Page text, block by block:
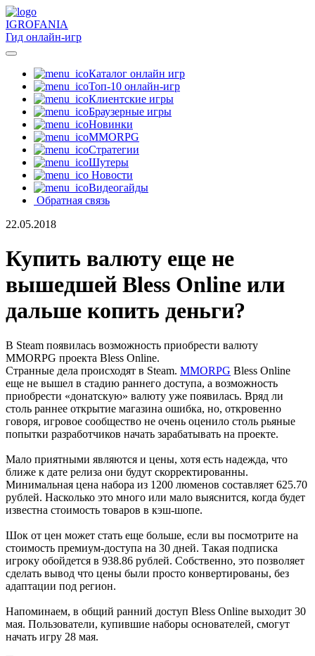
IGROFANIA
Гид онлайн-игр
Каталог онлайн игр
Топ-10 онлайн-игр
Клиентские игры
Браузерные игры
Новинки
MMORPG
Стратегии
Шутеры
Новости
Видеогайды
Обратная связь
22.05.2018
Купить валюту еще не
вышедшей Bless Online или
дальше копить деньги?
В Steam появилась возможность приобрести валюту
MMORPG проекта Bless Online.
Странные дела происходят в Steam. MMORPG Bless Online
еще не вышел в стадию раннего доступа, а возможность
приобрести «донатскую» валюту уже появилась. Вряд ли
столь раннее открытие магазина ошибка, но, откровенно
говоря, игровое сообщество не очень оценило столь рьяные
попытки разработчиков начать зарабатывать на проекте.
Мало приятными являются и цены, хотя есть надежда, что
ближе к дате релиза они будут скорректированны.
Минимальная цена набора из 1200 люменов составляет 625.70
рублей. Насколько это много или мало выяснится, когда будет
известна стоимость товаров в кэш-шопе.
Шок от цен может стать еще больше, если вы посмотрите на
стоимость премиум-доступа на 30 дней. Такая подписка
игроку обойдется в 938.86 pублей. Собственно, это позволяет
сделать вывод что цены были просто конвертированы, без
адаптации под регион.
Напоминаем, в общий ранний доступ Bless Online выходит 30
мая. Пользователи, купившие наборы основателей, смогут
начать игру 28 мая.